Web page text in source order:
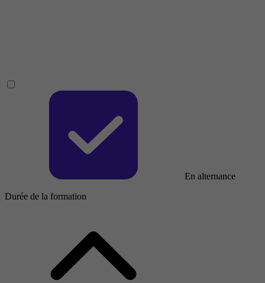
En alternance
Durée de la formation